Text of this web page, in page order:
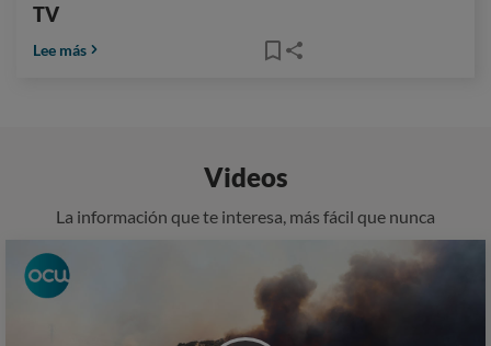
TV
Lee más
Videos
La información que te interesa, más fácil que nunca